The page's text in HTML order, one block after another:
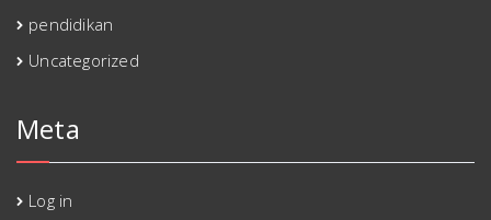
pendidikan
Uncategorized
Meta
Log in